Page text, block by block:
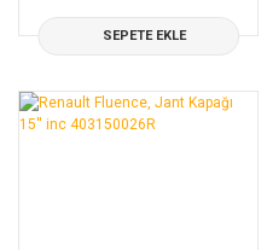
SEPETE EKLE